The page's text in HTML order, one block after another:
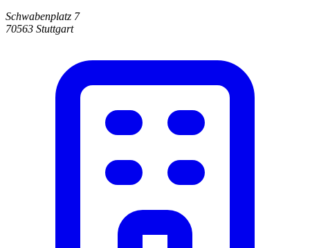
Schwabenplatz 7
70563 Stuttgart